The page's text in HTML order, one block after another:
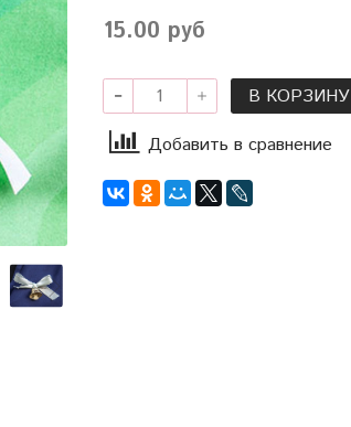
15.00 руб
В КОРЗИНУ
Добавить в сравнение